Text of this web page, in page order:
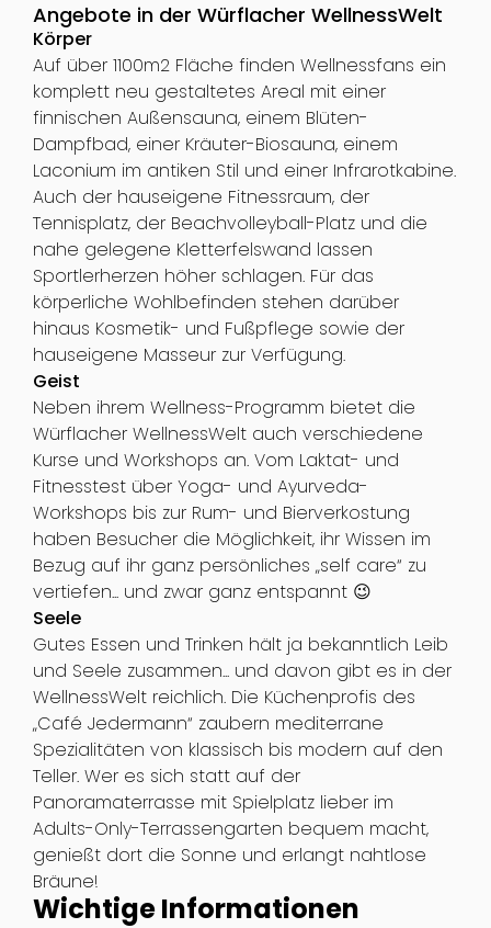
Angebote in der Würflacher WellnessWelt
Körper
Auf über 1100m2 Fläche finden Wellnessfans ein
komplett neu gestaltetes Areal mit einer
finnischen Außensauna, einem Blüten-
Dampfbad, einer Kräuter-Biosauna, einem
Laconium im antiken Stil und einer Infrarotkabine.
Auch der hauseigene Fitnessraum, der
Tennisplatz, der Beachvolleyball-Platz und die
nahe gelegene Kletterfelswand lassen
Sportlerherzen höher schlagen. Für das
körperliche Wohlbefinden stehen darüber
hinaus Kosmetik- und Fußpflege sowie der
hauseigene Masseur zur Verfügung.
Geist
Neben ihrem Wellness-Programm bietet die
Würflacher WellnessWelt auch verschiedene
Kurse und Workshops an. Vom Laktat- und
Fitnesstest über Yoga- und Ayurveda-
Workshops bis zur Rum- und Bierverkostung
haben Besucher die Möglichkeit, ihr Wissen im
Bezug auf ihr ganz persönliches „self care“ zu
vertiefen... und zwar ganz entspannt 😉
Seele
Gutes Essen und Trinken hält ja bekanntlich Leib
und Seele zusammen... und davon gibt es in der
WellnessWelt reichlich. Die Küchenprofis des
„Café Jedermann“ zaubern mediterrane
Spezialitäten von klassisch bis modern auf den
Teller. Wer es sich statt auf der
Panoramaterrasse mit Spielplatz lieber im
Adults-Only-Terrassengarten bequem macht,
genießt dort die Sonne und erlangt nahtlose
Bräune!
Wichtige Informationen